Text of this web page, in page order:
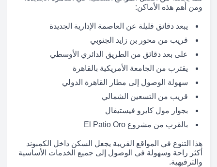
ومن أهم هذه الأماكن:
يبعد دقائق قليلة عن العاصمة الإدارية الجديدة
قريب من محور بن زايد الجنوبي
على بعد دقائق من الطريق الدائري الأوسطي
يقترب من الجامعة الأمريكية بالقاهرة
سهولة الوصول إلى مطار القاهرة الدولي
قريب من التسعين الشمالي
بجوار مول كايرو فيستيفال
بالقرب من مشروع El Patio Oro
هذا التنوع في المواقع القريبة يجعل السكن داخل الكمبوند
أكثر راحة وسهولة في الوصول إلى جميع الخدمات الأساسية
والترفيهية.